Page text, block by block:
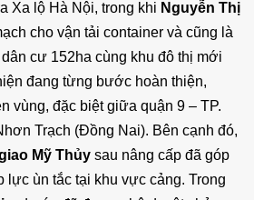
Xa lộ Hà Nội, trong khi Nguyễn Thị
cho vận tải container và cũng là
cư 152ha cùng khu đô thị mới
đang từng bước hoàn thiện,
vùng, đặc biệt giữa quận 9 – TP.
Trạch (Đồng Nai). Bên cạnh đó,
Mỹ Thủy sau nâng cấp đã góp
lực ùn tắc tại khu vực cảng. Trong